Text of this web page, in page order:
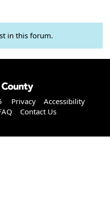
in this forum.
Privacy
Accessibility
Contact Us